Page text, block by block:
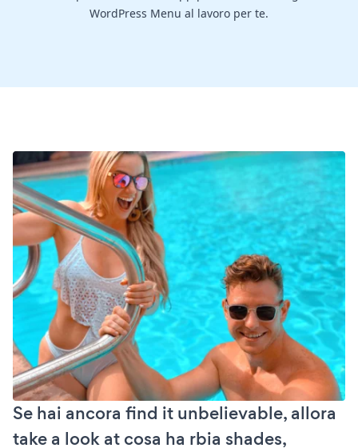
WordPress Menu al lavoro per te.
Se hai ancora find it unbelievable, allora
take a look at cosa ha rbia shades,